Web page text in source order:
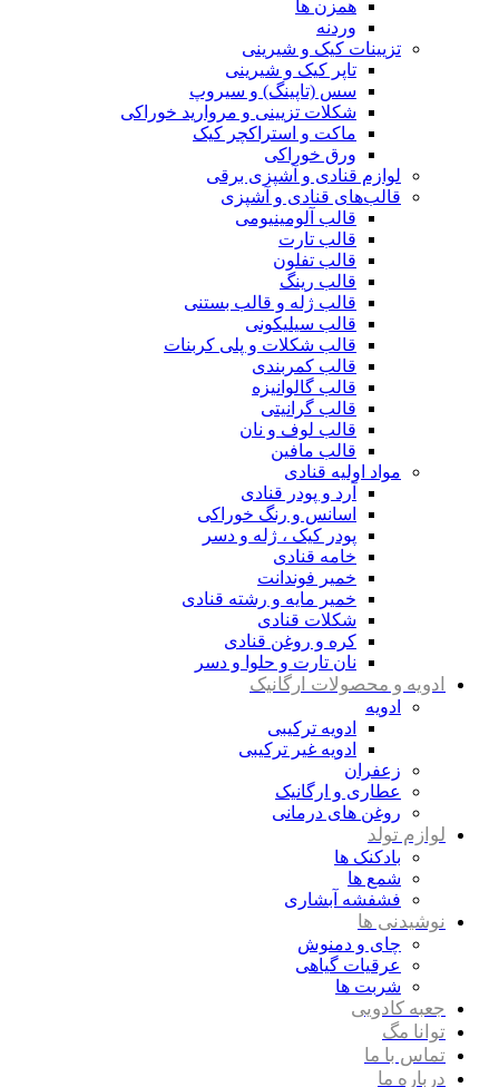
همزن ها
وردنه
تزیینات کیک و شیرینی
تاپر کیک و شیرینی
سس (تاپینگ) و سیروپ
شکلات تزیینی و مروارید خوراکی
ماکت و استراکچر کیک
ورق خوراکی
لوازم قنادی و آشپزی برقی
قالب‌های قنادی و آشپزی
قالب آلومینیومی
قالب تارت
قالب تفلون
قالب رینگ
قالب ژله و قالب بستنی
قالب سیلیکونی
قالب شکلات و پلی کربنات
قالب کمربندی
قالب گالوانیزه
قالب گرانیتی
قالب لوف و نان
قالب مافین
مواد اولیه قنادی
آرد و پودر قنادی
اسانس و رنگ خوراکی
پودر کیک ، ژله و دسر
خامه قنادی
خمیر فوندانت
خمیر مایه و رشته قنادی
شکلات قنادی
کره و روغن قنادی
نان تارت و حلوا و دسر
ادویه و محصولات ارگانیک
ادویه
ادویه ترکیبی
ادویه غیر ترکیبی
زعفران
عطاری و ارگانیک
روغن های درمانی
لوازم تولد
بادکنک ها
شمع ها
فشفشه آبشاری
نوشیدنی ها
چای و دمنوش
عرقیات گیاهی
شربت ها
جعبه کادویی
توانا مگ
تماس با ما
درباره ما